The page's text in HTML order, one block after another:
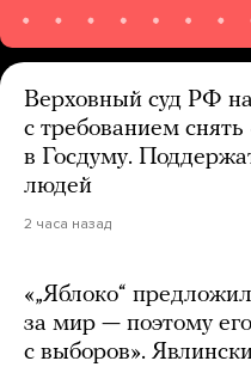
Верховный суд РФ
с требованием
в Госдуму.
людей
2 часа назад
«„Яблоко“
за мир — поэтому
с выборов».